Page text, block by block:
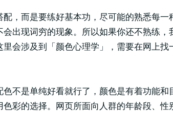
，而是要练好基本功，尽可能的熟悉每
出现词穷的现象。所以如果你还不熟练
会涉及到「颜色心理学」，需要在网上
不是单纯好看就行了，颜色是有着功能
彩的选择。网页所面向人群的年龄段、